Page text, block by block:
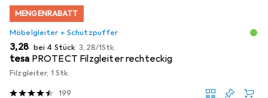
MENGENRABATT
Möbelgleiter + Schutzpuffer
EUR
3,28 bei 4 Stück EUR
3,28/1Stk.
tesa PROTECT Filzgleiter rechteckig
Filzgleiter, 1 Stk.
199